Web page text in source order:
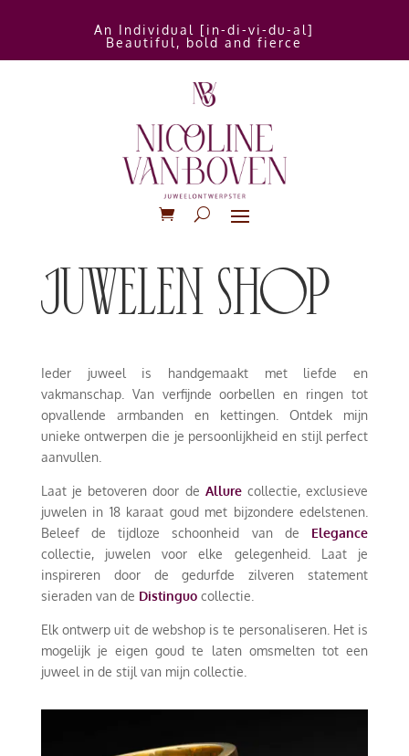
An Individual [in-di-vi-du-al]
Beautiful, bold and fierce
juwelen shop
Ieder juweel is handgemaakt met liefde en
vakmanschap. Van verfijnde oorbellen en ringen tot
opvallende armbanden en kettingen. Ontdek mijn
unieke ontwerpen die je persoonlijkheid en stijl perfect
aanvullen.
Laat je betoveren door de Allurecollectie, exclusieve
juwelen in 18 karaat goud met bijzondere edelstenen.
Beleef de tijdloze schoonheid van de Elegance
collectie, juwelen voor elke gelegenheid. Laat je
inspireren door de gedurfde zilveren statement
sieraden van de Distinguocollectie.
Elk ontwerp uit de webshop is te personaliseren. Het is
mogelijk je eigen goud te laten omsmelten tot een
juweel in de stijl van mijn collectie.